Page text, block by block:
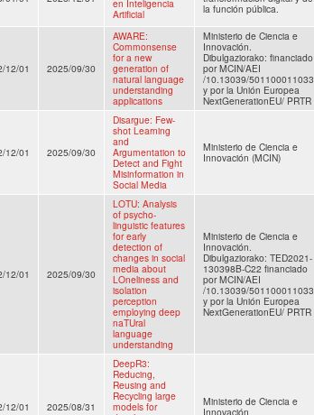
en Inteligencia
Artificial
la función pública.
12/01 2025/09/30
AWARE:
Commonsense
for a new
generation of
natural language
understanding
applications
Ministerio de Ciencia e
Innovación.
Dibulgaziorako: financiado
por MCIN/AEI
/10.13039/501100011033
y por la Unión Europea
NextGenerationEU/ PRTR
12/01 2025/09/30
Disargue: Few-
shot Learning
and
Argumentation to
Detect and Fight
Misinformation in
Social Media
Ministerio de Ciencia e
Innovación (MCIN)
12/01 2025/09/30
LOTU: Analysis
of psycho-
linguistic features
for early
detection of
changes in social
media about
LOneliness and
isolation
perception
employing deep
naTUral
language
understanding
Ministerio de Ciencia e
Innovación.
Dibulgaziorako: TED2021-
130398B-C22 financiado
por MCIN/AEI
/10.13039/501100011033
y por la Unión Europea
NextGenerationEU/ PRTR
12/01 2025/08/31
DeepR3:
Reducing,
Reusing and
Recycling large
models for
Ministerio de Ciencia e
Innovación